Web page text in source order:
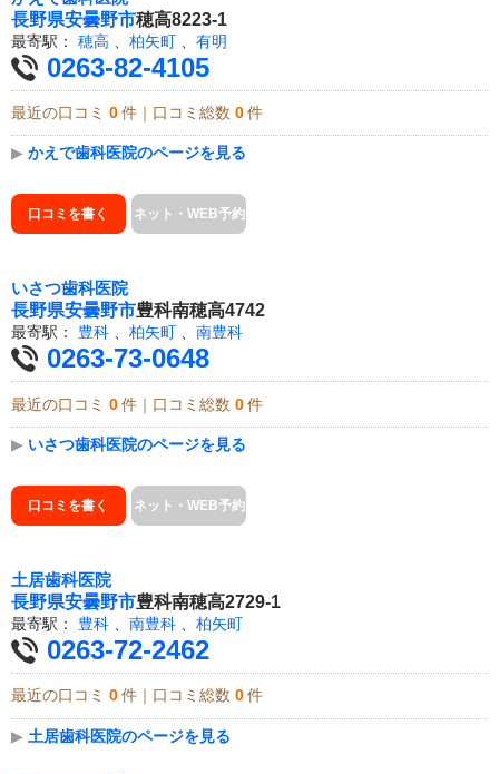
長野県安曇野市穂高8223-1
最寄駅： 穂高 柏矢町 有明
0263-82-4105
最近の口コミ 0 件｜口コミ総数 0 件
▶ かえで歯科医院のページを見る
口コミを書く ネット・WEB予約
いさつ歯科医院
長野県安曇野市豊科南穂高4742
最寄駅： 豊科 、 柏矢町 、 南豊科
0263-73-0648
最近の口コミ 0 件｜口コミ総数 0 件
▶ いさつ歯科医院のページを見る
口コミを書く ネット・WEB予約
土居歯科医院
長野県安曇野市豊科南穂高2729-1
最寄駅： 豊科 南豊科 柏矢町
0263-72-2462
最近の口コミ 0 件｜口コミ総数 0 件
▶ 土居歯科医院のページを見る